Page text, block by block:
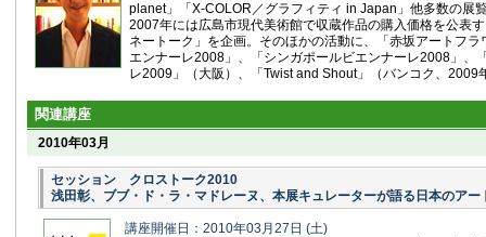
planet」「X-COLOR／グラフィティ in Japan」他多数の展
2007年には広島市現代美術館で収蔵作品の購入価格を公表
ネートーク」を企画。そのほかの活動に、「赤坂アートフ
エンナーレ2008」、「シンガポールビエンナーレ2008」、
レ2009」（大阪）、「Twist and Shout」（バンコク、2009
関連講座
2010年03月
セッション クロストーク2010
浅田彰、ブブ・ド・ラ・マドレーヌ、本展キュレーターが語る日本のアー
講座開催日：2010年03月27日 (土)